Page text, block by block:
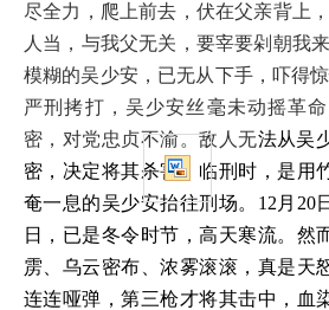
尽全力，爬上前去，伏在父亲背上
人当，与我父无关，要宰要剁朝我
模糊的吴少安，已无从下手，吓得
严刑拷打，吴少安丝毫未动摇革
密，对党忠贞不渝。敌人无法从吴
密，决定将其杀害。临刑时，是用
奄一息的吴少安抬往刑场。 12月20
日，已是冬令时节，高天寒流。然
雳、乌云密布、浓雾滚滚，真是天
连连哑弹，第三枪才将其击中，血